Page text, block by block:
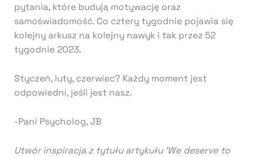
pytania, które budują motywację oraz
samoświadomość. Co cztery tygodnie pojawia się
kolejny arkusz na kolejny nawyk i tak przez 52
tygodnie 2023.
Styczeń, luty, czerwiec? Każdy moment jest
odpowiedni, jeśli jest nasz.
-Pani Psycholog, JB
Utwór inspiracja z tytułu artykułu 'We deserve to